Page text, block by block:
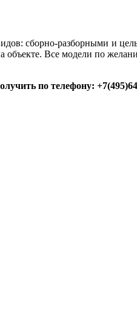
сборно-разборными и
Все модели по
по телефону: